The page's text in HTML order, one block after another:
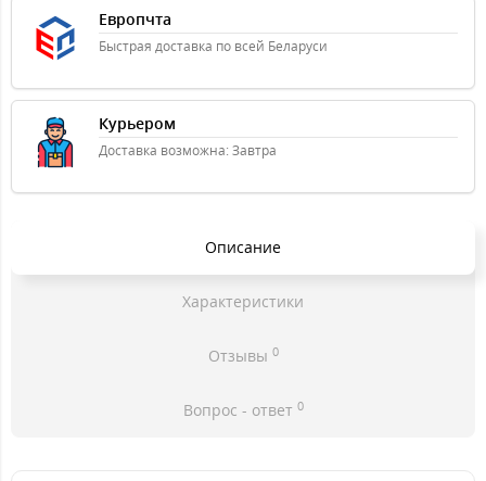
Европчта
Быстрая доставка по всей Беларуси
Курьером
Доставка возможна: Завтра
Описание
Характеристики
Отзывы 0
Вопрос - ответ 0